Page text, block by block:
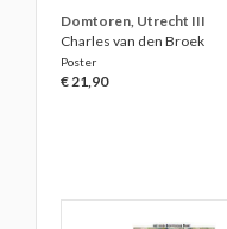
Domtoren, Utrecht III
Charles van den Broek
Poster
€ 21,90